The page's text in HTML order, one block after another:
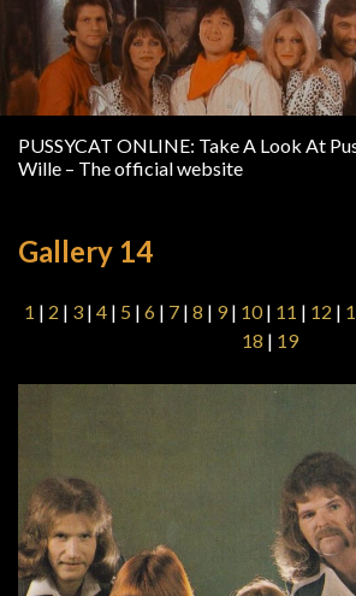
PUSSYCAT ONLINE: Take A Look At
Wille – The official website
Gallery 14
1 | 2 | 3| 4| 5 | 6 | 7| 8 | 9| 10| 11 | 12 |
18 | 19